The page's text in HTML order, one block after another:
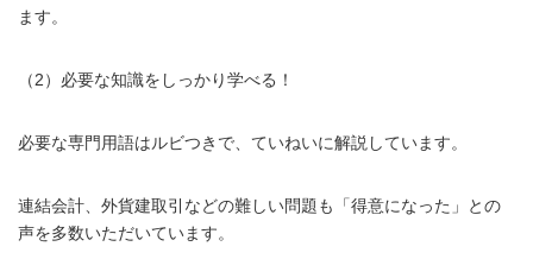
ます。
（2）必要な知識をしっかり学べる！
必要な専門用語はルビつきで、ていねいに解説しています。
連結会計、外貨建取引などの難しい問題も「得意になった」との
声を多数いただいています。